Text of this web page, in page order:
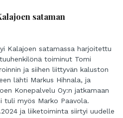
sataman
Kalajoen satamassa harjoitettu
toiminut Tomi
ja siihen liittyvän kaluston
lähti Markus Hihnala, ja
Konepalvelu Oy:n jatkamaan
tuli myös Marko Paavola.
ja liiketoiminta siirtyi uudelle